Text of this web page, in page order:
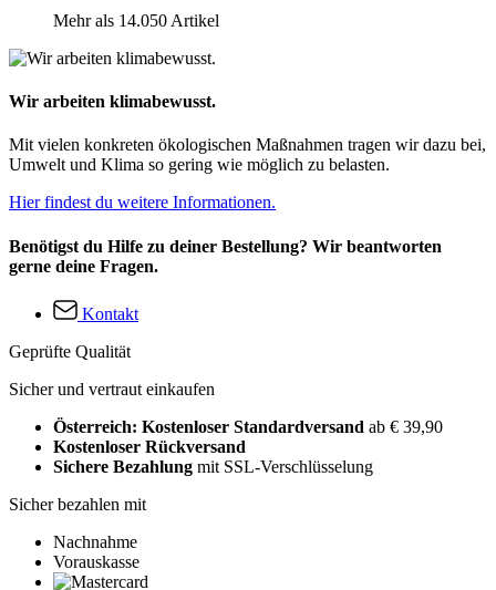
Mehr als 14.050 Artikel
Wir arbeiten klimabewusst.
Mit vielen konkreten ökologischen Maßnahmen tragen wir dazu bei,
Umwelt und Klima so gering wie möglich zu belasten.
Hier findest du weitere Informationen.
Benötigst du Hilfe zu deiner Bestellung? Wir beantworten
gerne deine Fragen.
Kontakt
Geprüfte Qualität
Sicher und vertraut einkaufen
Österreich: Kostenloser Standardversand ab € 39,90
Kostenloser Rückversand
Sichere Bezahlung mit SSL-Verschlüsselung
Sicher bezahlen mit
Nachnahme
Vorauskasse